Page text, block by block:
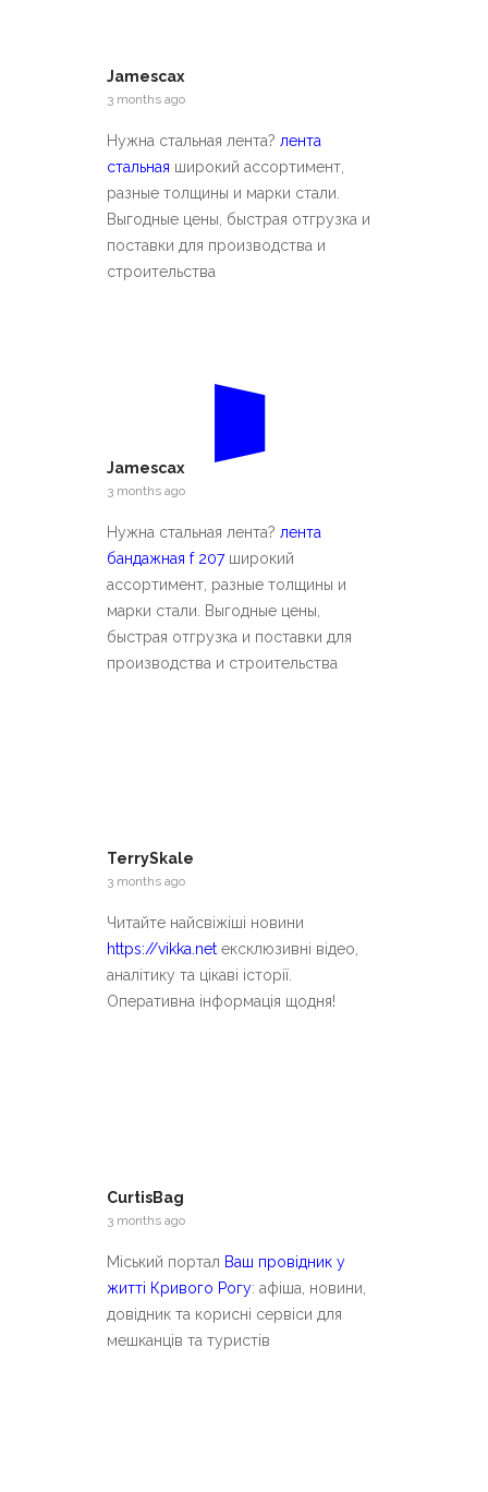
Jamescax
3 months ago
Нужна стальная лента? лента
стальная широкий ассортимент,
разные толщины и марки стали.
Выгодные цены, быстрая отгрузка и
поставки для производства и
строительства
Jamescax
3 months ago
Нужна стальная лента? лента
бандажная f 207широкий
ассортимент, разные толщины и
марки стали. Выгодные цены,
быстрая отгрузка и поставки для
производства и строительства
TerrySkale
3 months ago
Читайте найсвіжіші новини
https://vikka.net ексклюзивні відео,
аналітику та цікаві історії.
Оперативна інформація щодня!
CurtisBag
3 months ago
Міський портал Ваш провідник у
житті Кривого Рогу: афіша, новини,
довідник та корисні сервіси для
мешканців та туристів